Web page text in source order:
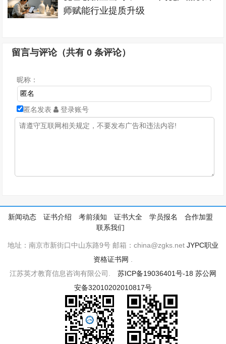
师赋能行业提质升级
留言与评论（共有0 条评论）
昵称：
匿名发表 登录账号
新闻动态 证书介绍 考前须知 证书大全 学员报名
合作加盟
联系我们
地址：南京市新街口中山东路9号 邮箱：china@zgks.net JYPC职业
资格证书网
江苏英才教育信息咨询有限公司. 苏ICP备19036401号-18 苏公网
安备32010202010817号